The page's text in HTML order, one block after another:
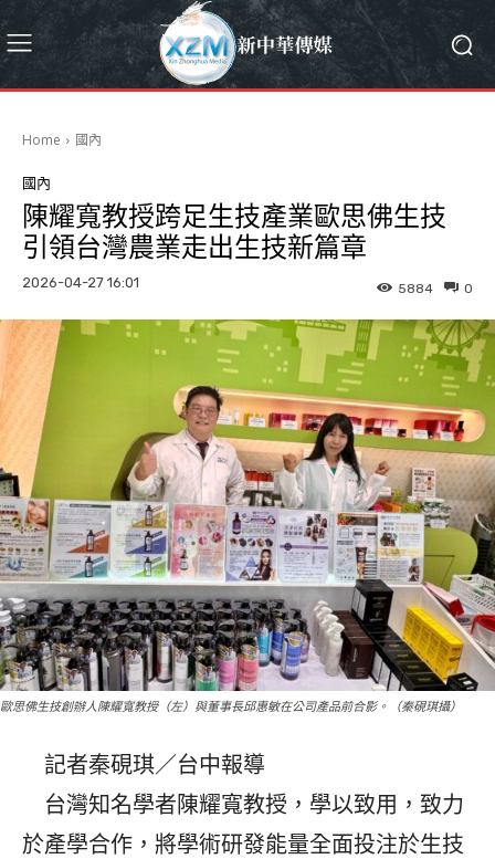
Home 國內
國內
陳耀寬教授跨足生技產業歐思佛生技
引領台灣農業走出生技新篇章
2026-04-27 16:01 0
5884
歐思佛生技創辦人陳耀寬教授（左）與董事長邱惠敏在公司產品前合影。（秦硯琪攝）
記者秦硯琪／台中報導
台灣知名學者陳耀寬教授，學以致用，致力
於產學合作，將學術研發能量全面投注於生技